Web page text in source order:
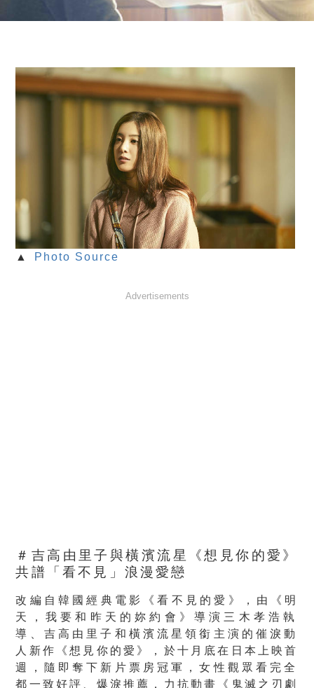
▲ Photo Source
Advertisements
＃吉高由里子與橫濱流星《想見你的愛》
共譜「看不見」浪漫愛戀
改編自韓國經典電影《看不見的愛》，由《明
天， 我要和昨天的妳約會》導演三木孝浩執
導、 吉高由里子和橫濱流星領銜主演的催淚動
人新作《想見你的愛》， 於十月底在日本上映首
週，隨即奪下新片票房冠軍，女性觀眾看完全
都一致好評、爆淚推薦，力抗動畫《 鬼滅之刃劇